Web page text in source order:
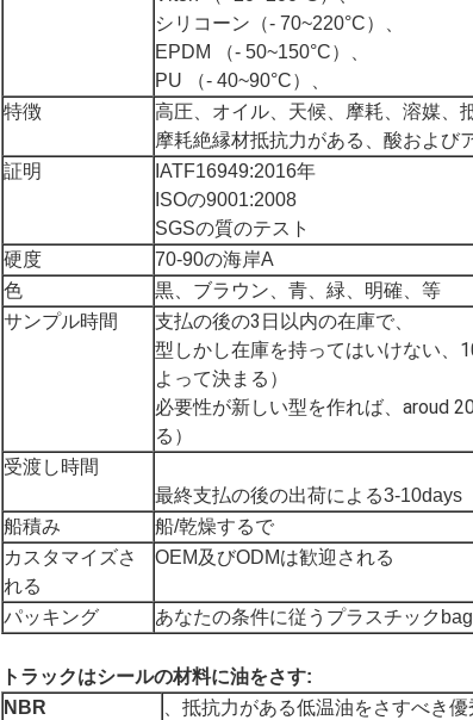
シリコーン（- 70~220°C）、
EPDM （- 50~150°C）、
PU （- 40~90°C）、
特徴
高圧、オイル、天候、摩耗、溶媒、
摩耗絶縁材抵抗力がある、酸および
証明
IATF16949:2016年
ISOの9001:2008
SGSの質のテスト
硬度
70-90の海岸A
色
黒、ブラウン、青、緑、明確、等
サンプル時間
支払の後の3日以内の在庫で、
型しかし在庫を持ってはいけない、
よって決まる）
必要性が新しい型を作れば、aroud
る）
受渡し時間
最終支払の後の出荷による3-10days
船積み
船/乾燥するで
カスタマイズさ
れる
OEM及びODMは歓迎される
パッキング あなたの条件に従うプラスチック
トラックはシールの材料に油をさす:
NBR
、抵抗力がある低温油をさすべき